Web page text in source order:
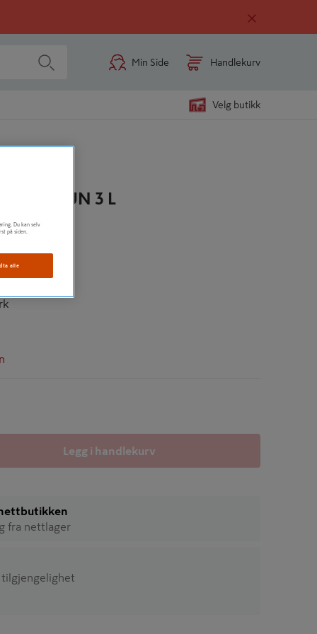
Min Side Handlekurv
Velg butikk
BRUN 3 L
Terrasse
Legg i handlekurv
fra nettlager
Du kan selv
på siden.
alle